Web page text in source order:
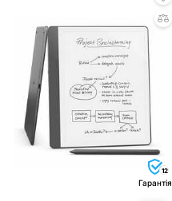
12
Гарантія